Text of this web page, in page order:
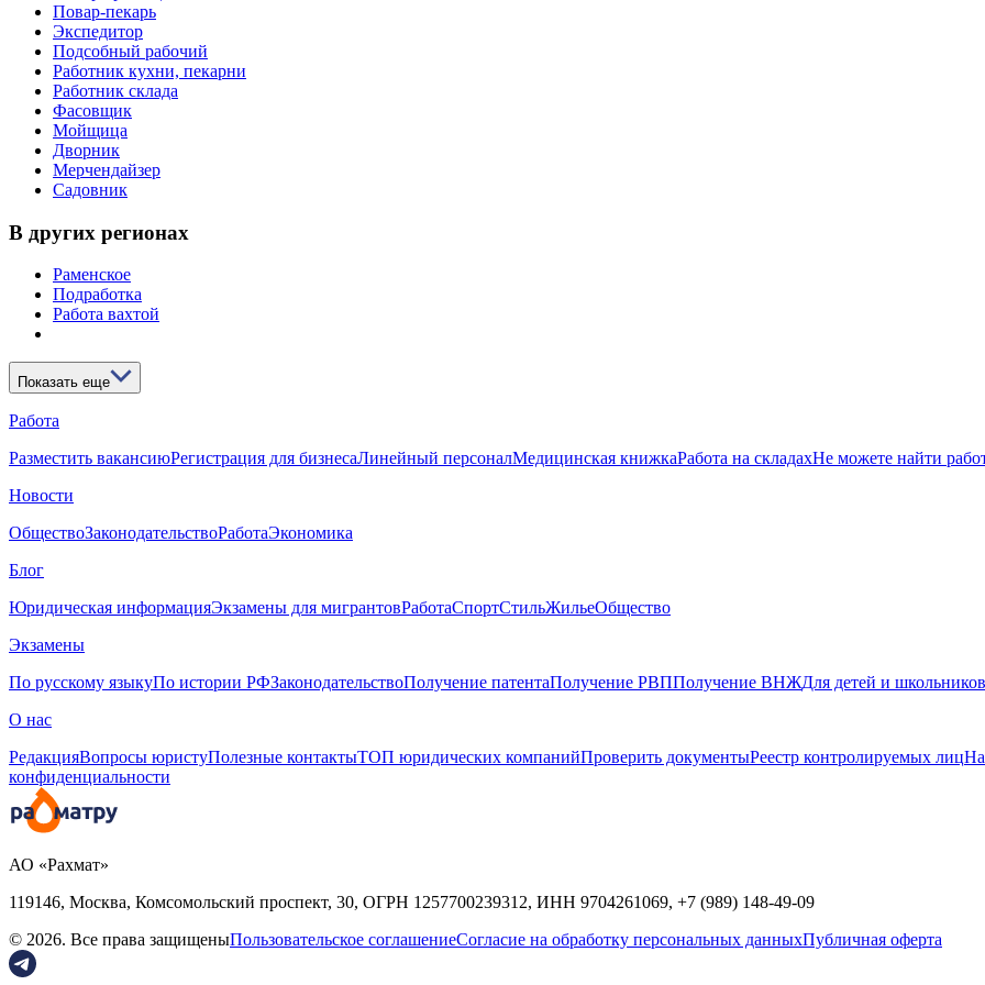
Повар-пекарь
Экспедитор
Подсобный рабочий
Работник кухни, пекарни
Работник склада
Фасовщик
Мойщица
Дворник
Мерчендайзер
Садовник
В других регионах
Раменское
Подработка
Работа вахтой
Показать еще
Работа
Разместить вакансиюРегистрация для бизнесаЛинейный персоналМедицинская книжкаРабота на складахНе можете найти
Новости
ОбществоЗаконодательствоРаботаЭкономика
Блог
Юридическая информацияЭкзамены для мигрантовРаботаСпортСтильЖильеОбщество
Экзамены
По русскому языкуПо истории РФЗаконодательствоПолучение патентаПолучение РВППолучение ВНЖДля детей и школьников
О нас
РедакцияВопросы юристуПолезные контактыТОП юридических компанийПроверить документыРеестр контролируемых лиц
конфиденциальности
АО «Рахмат»
119146, Москва, Комсомольский проспект, 30, ОГРН 1257700239312, ИНН 9704261069, +7 (989) 148-49-09
© 2026. Все права защищеныПользовательское соглашениеСогласие на обработку персональных данныхПубличная оферта